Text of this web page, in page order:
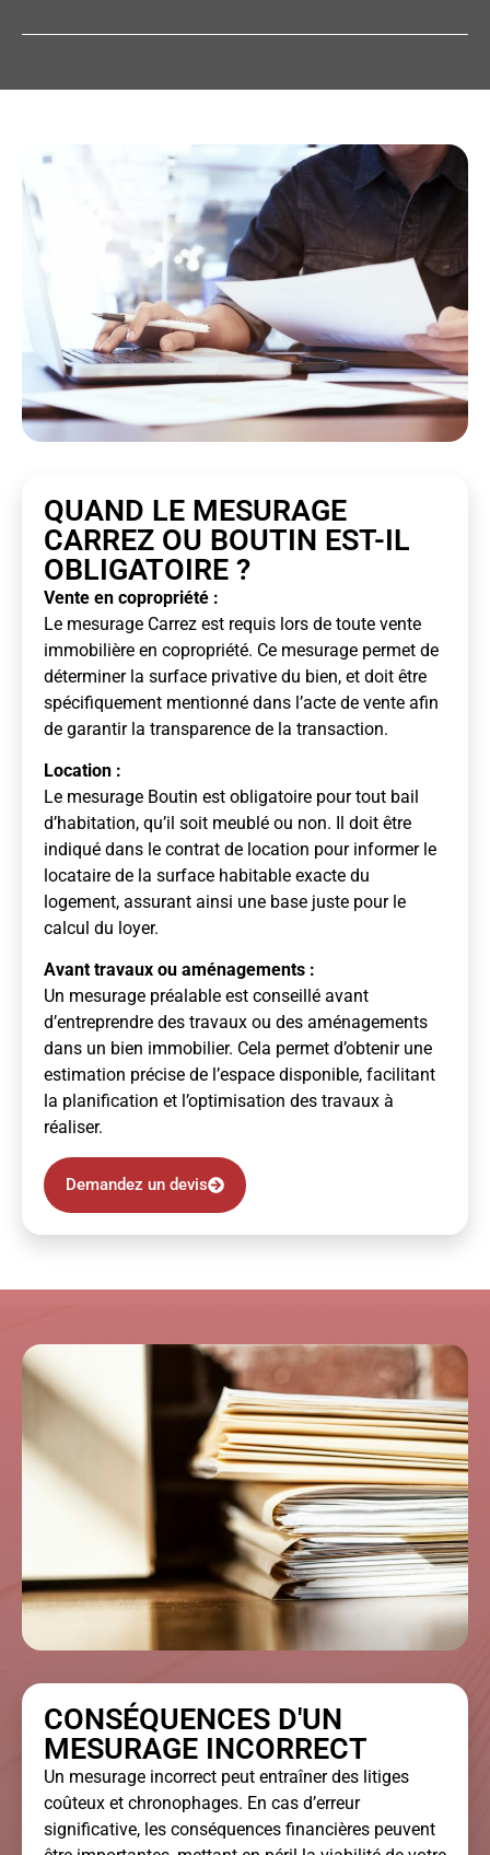
QUAND LE MESURAGE
CARREZ OU BOUTIN EST-IL
OBLIGATOIRE ?
Vente en copropriété :
Le mesurage Carrez est requis lors de toute vente
immobilière en copropriété. Ce mesurage permet de
déterminer la surface privative du bien, et doit être
spécifiquement mentionné dans l’acte de vente afin
de garantir la transparence de la transaction.
Location :
Le mesurage Boutin est obligatoire pour tout bail
d’habitation, qu’il soit meublé ou non. Il doit être
indiqué dans le contrat de location pour informer le
locataire de la surface habitable exacte du
logement, assurant ainsi une base juste pour le
calcul du loyer.
Avant travaux ou aménagements :
Un mesurage préalable est conseillé avant
d’entreprendre des travaux ou des aménagements
dans un bien immobilier. Cela permet d’obtenir une
estimation précise de l’espace disponible, facilitant
la planification et l’optimisation des travaux à
réaliser.
Demandez un devis
CONSÉQUENCES D'UN
MESURAGE INCORRECT
Un mesurage incorrect peut entraîner des litiges
coûteux et chronophages. En cas d’erreur
significative, les conséquences financières peuvent